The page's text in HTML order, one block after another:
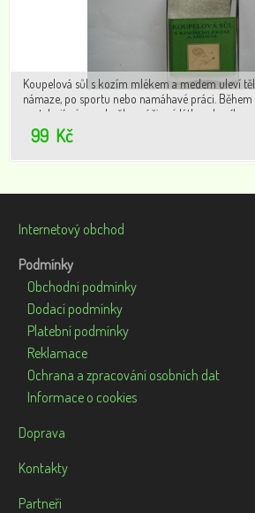
Koupelová sůl s kozím mlékem a medem uleví
námaze, po sportu nebo namáhavé práci.
roztahují póry pokožky a účinné látky z kozího
pronikají do organismu.
99 Kč
Internetový obchod
Podmínky
Obchodní podmínky
Dodací podmínky
Platební podmínky
Reklamace
Ochrana a zpracování osobních dat
Informace o cookies
Doprava
Kontakty
Partneři